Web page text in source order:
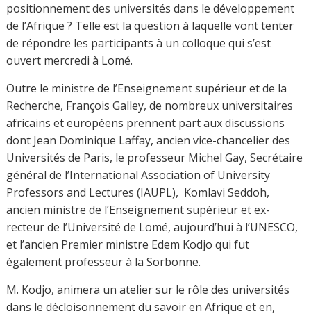
positionnement des universités dans le développement
de l’Afrique ? Telle est la question à laquelle vont tenter
de répondre les participants à un colloque qui s’est
ouvert mercredi à Lomé.
Outre le ministre de l’Enseignement supérieur et de la
Recherche, François Galley, de nombreux universitaires
africains et européens prennent part aux discussions
dont Jean Dominique Laffay, ancien vice-chancelier des
Universités de Paris, le professeur Michel Gay, Secrétaire
général de l’International Association of University
Professors and Lectures (IAUPL), Komlavi Seddoh,
ancien ministre de l’Enseignement supérieur et ex-
recteur de l’Université de Lomé, aujourd’hui à l’UNESCO,
et l’ancien Premier ministre Edem Kodjo qui fut
également professeur à la Sorbonne.
M. Kodjo, animera un atelier sur le rôle des universités
dans le décloisonnement du savoir en Afrique et en,